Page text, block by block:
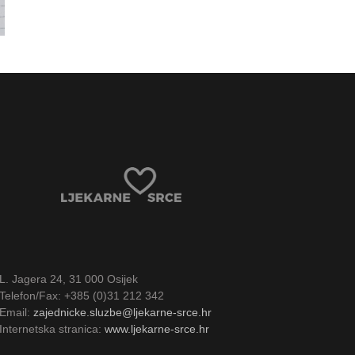
L. Jagera 24, 31 000 Osijek
Telefon/Fax: +385 (0)31 212 342
Email:zajednicke.sluzbe@ljekarne-srce.hr
Internetska stranica:www.ljekarne-srce.hr